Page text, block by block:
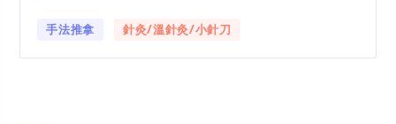
手法推拿 針灸/溫針灸/小針刀